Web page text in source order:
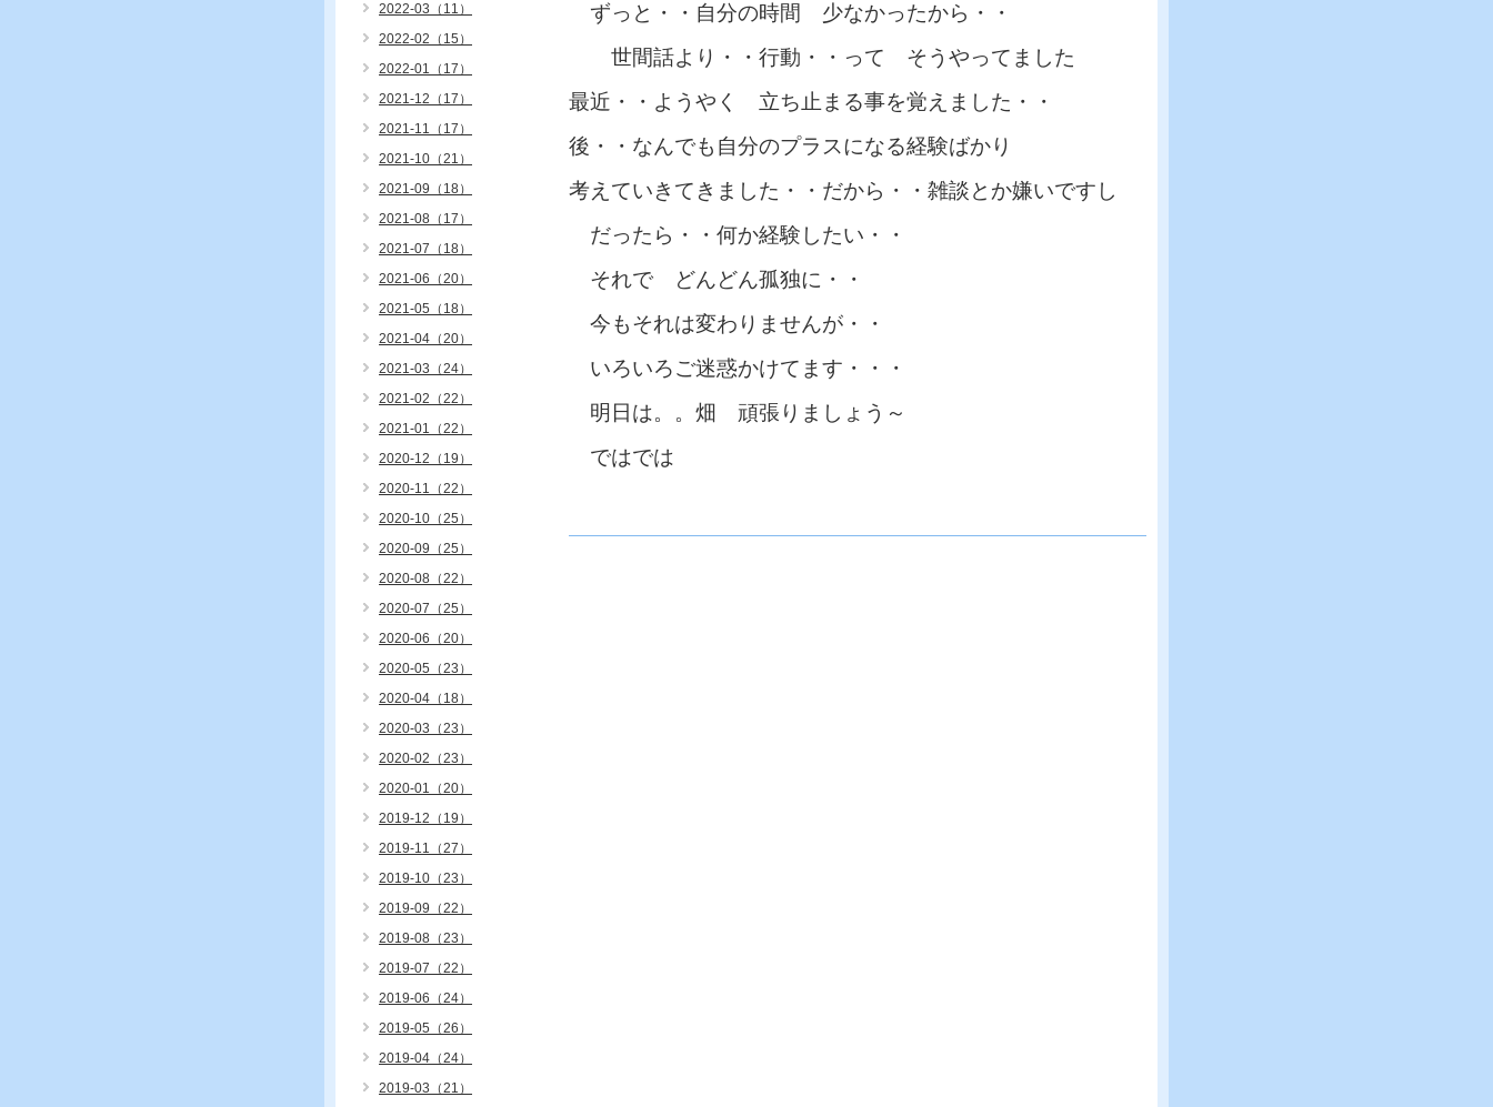
ずっと・・自分の時間 少なかったから・・
世間話より・・行動・・って そうやってました
最近・・ようやく 立ち止まる事を覚えました・・
後・・なんでも自分のプラスになる経験ばかり
考えていきてきました・・だから・・雑談とか嫌いですし
だったら・・何か経験したい・・
それで どんどん孤独に・・
今もそれは変わりませんが・・
いろいろご迷惑かけてます・・・
明日は。。畑 頑張りましょう～
ではでは
2022-03（11）
2022-02（15）
2022-01（17）
2021-12（17）
2021-11（17）
2021-10（21）
2021-09（18）
2021-08（17）
2021-07（18）
2021-06（20）
2021-05（18）
2021-04（20）
2021-03（24）
2021-02（22）
2021-01（22）
2020-12（19）
2020-11（22）
2020-10（25）
2020-09（25）
2020-08（22）
2020-07（25）
2020-06（20）
2020-05（23）
2020-04（18）
2020-03（23）
2020-02（23）
2020-01（20）
2019-12（19）
2019-11（27）
2019-10（23）
2019-09（22）
2019-08（23）
2019-07（22）
2019-06（24）
2019-05（26）
2019-04（24）
2019-03（21）